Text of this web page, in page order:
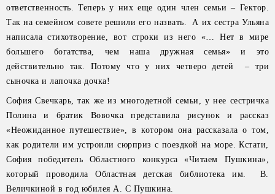
ответственность. Теперь у них еще один член семьи – Гектор.
Так на семейном совете решили его назвать. А их сестра Ульяна
написала стихотворение, вот строки из него «… Нет в мире
большего богатства, чем наша дружная семья» и это
действительно так. Потому что у них четверо детей – три
сыночка и лапочка дочка!
София Свечкарь, так же из многодетной семьи, у нее сестричка
Полина и братик Вовочка представила рисунок и рассказ
«Неожиданное путешествие», в котором она рассказала о том,
как родители им устроили сюрприз с поездкой на море. Кстати,
София победитель Областного конкурса «Читаем Пушкина»,
который проводила Областная детская библиотека им. В.
Величкиной в год юбилея А. С Пушкина.